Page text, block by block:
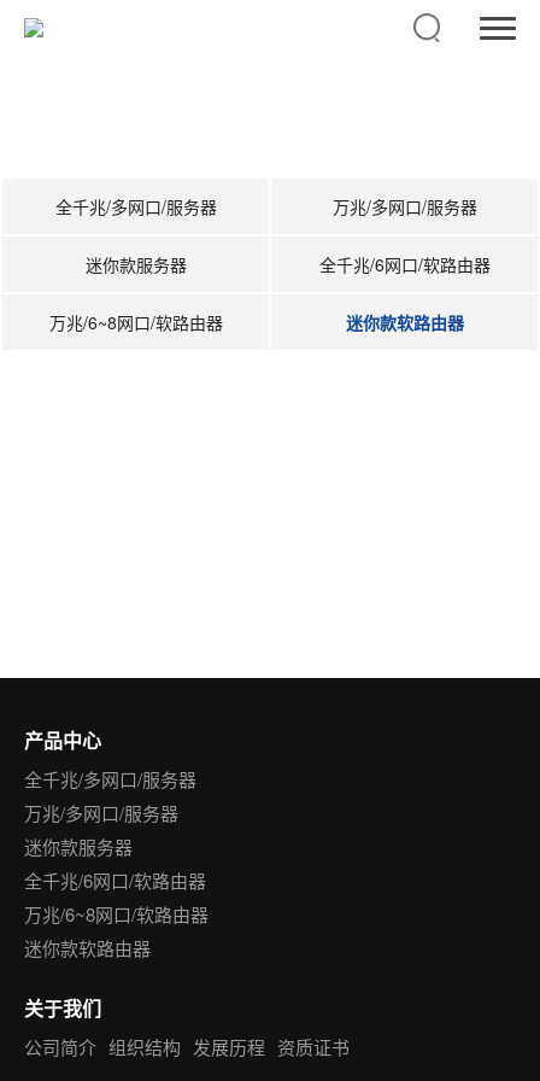
全千兆/多网口/服务器 万兆/多网口/服务器
迷你款服务器 全千兆/6网口/软路由器
万兆/6~8网口/软路由器 迷你款软路由器
产品中心
全千兆/多网口/服务器
万兆/多网口/服务器
迷你款服务器
全千兆/6网口/软路由器
万兆/6~8网口/软路由器
迷你款软路由器
关于我们
公司简介 组织结构 发展历程 资质证书